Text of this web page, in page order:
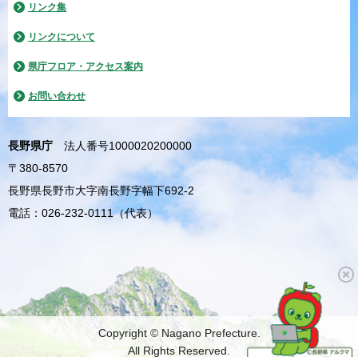
リンク集
リンクについて
県庁フロア・アクセス案内
お問い合わせ
長野県庁
法人番号1000020200000
〒380-8570
長野県長野市大字南長野字幅下692-2
電話：026-232-0111（代表）
Copyright © Nagano Prefecture.
All Rights Reserved.